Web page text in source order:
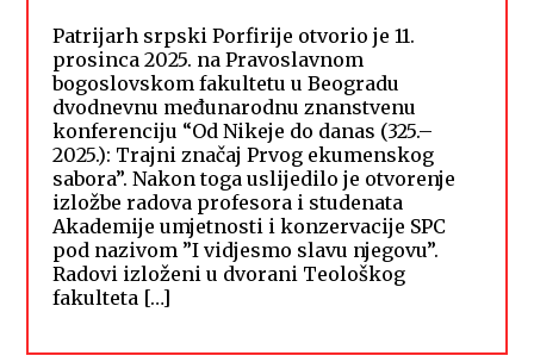
Patrijarh srpski Porfirije otvorio je 11.
prosinca 2025. na Pravoslavnom
bogoslovskom fakultetu u Beogradu
dvodnevnu međunarodnu znanstvenu
konferenciju “Od Nikeje do danas (325.–
2025.): Trajni značaj Prvog ekumenskog
sabora”. Nakon toga uslijedilo je otvorenje
izložbe radova profesora i studenata
Akademije umjetnosti i konzervacije SPC
pod nazivom ”I vidjesmo slavu njegovu”.
Radovi izloženi u dvorani Teološkog
fakulteta […]